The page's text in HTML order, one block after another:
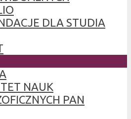
DLA STUDIA
NAUK
PAN